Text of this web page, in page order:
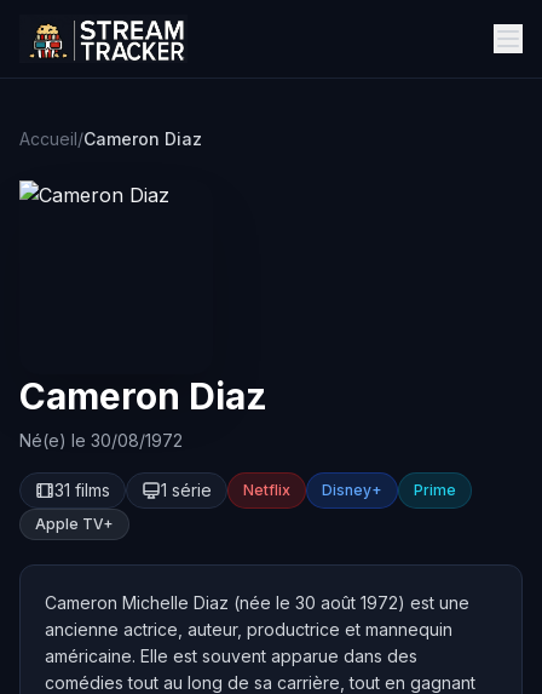
Accueil/Cameron Diaz
Cameron Diaz
Né(e) le 30/08/1972
31 films 1 série Netflix Disney+
Prime
Apple TV+
Cameron Michelle Diaz (née le 30 août 1972) est une
ancienne actrice, auteur, productrice et mannequin
américaine. Elle est souvent apparue dans des
comédies tout au long de sa carrière, tout en gagnant